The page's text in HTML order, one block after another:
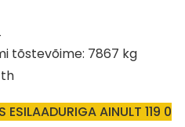
tõstevõime: 7867 kg
AINULT 119 0